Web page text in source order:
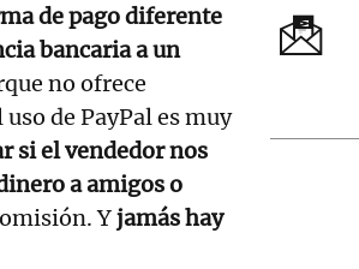
de pago diferente
bancaria a un
no ofrece
de PayPal es muy
si el vendedor nos
a amigos o
Yjamás hay